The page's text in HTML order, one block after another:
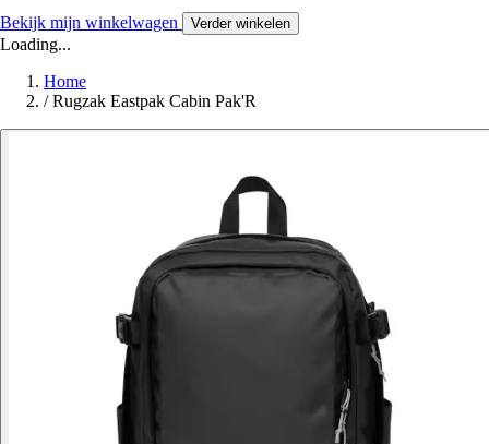
Bekijk mijn winkelwagen Verder winkelen
Loading...
Home
/ Rugzak Eastpak Cabin Pak'R